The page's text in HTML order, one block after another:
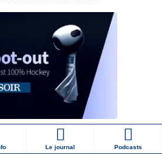
Le journal Podcasts